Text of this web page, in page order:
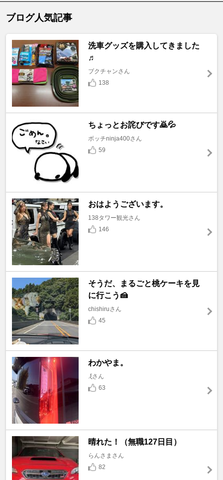
ブログ人気記事
洗車グッズを購入してきました
♬
ブクチャンさん
138
ちょっとお詫びです🙇💦
ボッチninja400さん
59
おはようございます。
138タワー観光さん
146
そうだ、まるごと桃ケーキを見
に行こう🍰
chishiruさん
45
わかやま。
.ξさん
63
晴れた！（無職127日目）
らんさまさん
82